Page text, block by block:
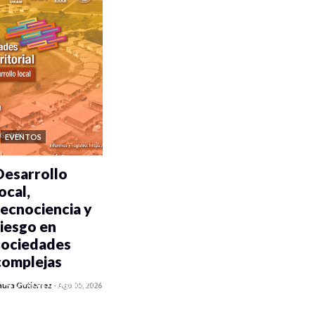
EVENTOS
0 veces compartido
y
en
Gutiérrez -Ago 05, 2026